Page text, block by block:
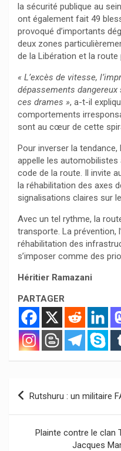
la sécurité publique au
ont également fait 49
provoqué d’importants
deux zones
de la Libération et la
« L’excès de vitesse,
dépassements
ces drames », a-t-il
comportements
sont au cœur de cette
Pour inverser la
appelle les
code de la route. Il invite
la réhabilitation des axes
signalisations claires sur
Avec un tel rythme, la
transporte. La prévention,
réhabilitation des
s’imposer comme des
Héritier Ramazani
PARTAGER
Navigation
Rutshuru : un militaire
Plainte contre le clan
Jacques